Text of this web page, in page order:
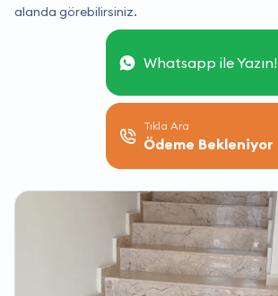
alanda görebilirsiniz.
Whatsapp ile Yazın!
Tıkla Ara
Ödeme Bekleniyor